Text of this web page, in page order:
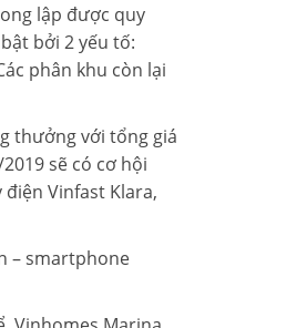
lập được quy
bởi 2 yếu tố:
phân khu còn lại
thưởng với tổng giá
sẽ có cơ hội
điện Vinfast Klara,
– smartphone